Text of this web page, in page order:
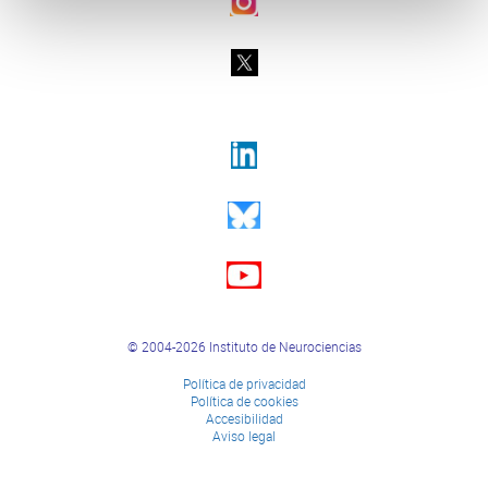
© 2004-2026 Instituto de Neurociencias
Política de privacidad
Política de cookies
Accesibilidad
Aviso legal